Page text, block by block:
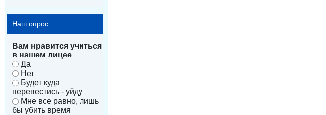
Наш опрос
Вам нравится учиться
в нашем лицее
Да
Нет
Будет куда
перевестись - уйду
Мне все равно, лишь
бы убить время